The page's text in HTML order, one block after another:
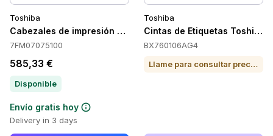
Toshiba
Cabezales de impresión Toshiba 7FM07075100
7FM07075100
585,33 €
Disponible
Envío gratis hoy
Delivery in 3 days
Toshiba
Cintas de Etiquetas Toshiba
BX760106AG4
Llame para consultar precio o para comprar